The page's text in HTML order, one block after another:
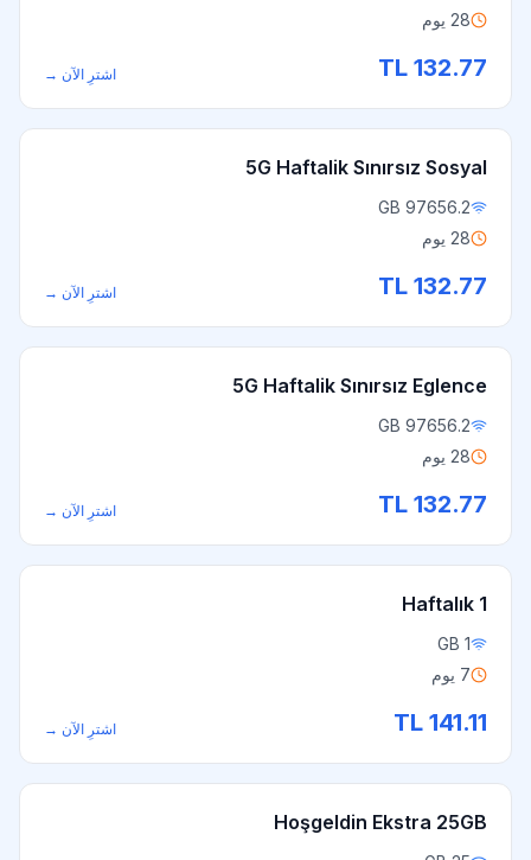
28 يوم
132.77 اشترِ الآن →
5G Haftalik Sınırsız Sosyal
97656.2 GB
28 يوم
132.77 اشترِ الآن →
5G Haftalik Sınırsız Eglence
97656.2 GB
28 يوم
132.77 اشترِ الآن →
Haftalık 1
1 GB
7 يوم
141.11 اشترِ الآن →
Hoşgeldin Ekstra 25GB